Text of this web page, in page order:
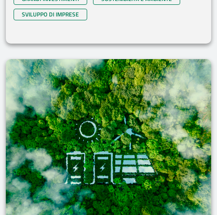
SVILUPPO DI IMPRESE